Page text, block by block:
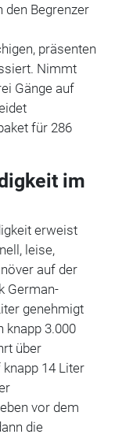
den Begrenzer
präsenten
Nimmt
Gänge auf
für 286
im
erweist
leise,
auf der
German-
genehmigt
knapp 3.000
über
14 Liter
vor dem
die